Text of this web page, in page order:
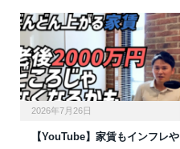
2026年7月26日
【YouTube】家賃もインフレや